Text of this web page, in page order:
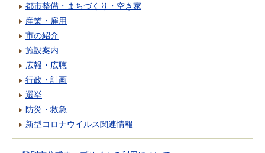
都市整備・まちづくり・空き家
産業・雇用
市の紹介
施設案内
広報・広聴
行政・計画
選挙
防災・救急
新型コロナウイルス関連情報